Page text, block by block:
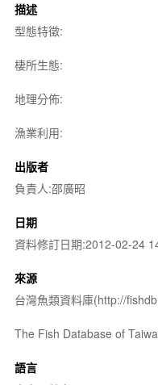
描述
型態特徵:
棲所生態:
地理分佈:
漁業利用:
出版者
負責人:邵廣昭
日期
資料修訂日期:2012-02-24
來源
台灣魚類資料庫(http://
The Fish Database of
語言